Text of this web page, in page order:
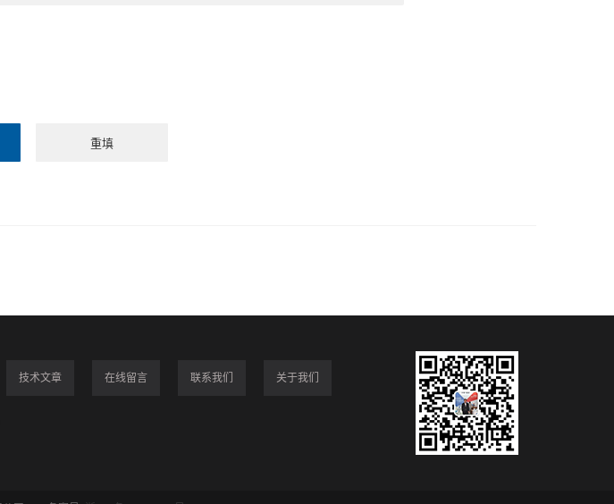
技术文章 在线留言 联系我们 关于我们